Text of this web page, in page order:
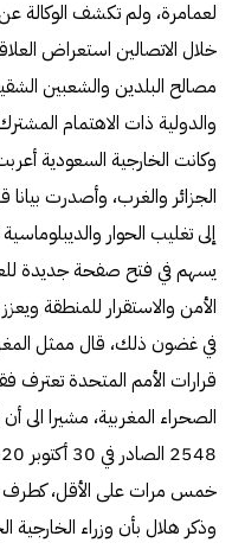
لعمامرة، ولم تكشف الوكالة
خلال الاتصالين استعراض
مصالح البلدين والشعبين
والدولية ذات الاهتمام
وكانت الخارجية السعودية
الجزائر والغرب، وأصدرت
إلى تغليب الحوار
يسهم في فتح صفحة جديدة
الأمن والاستقرار للمنطقة
في غضون ذلك، قال ممثل
قرارات الأمم المتحدة تعترف
الصحراء المغربية، مشيرا الى
خمس مرات على الأقل، كطرف
وذكر هلال بأن وزراء